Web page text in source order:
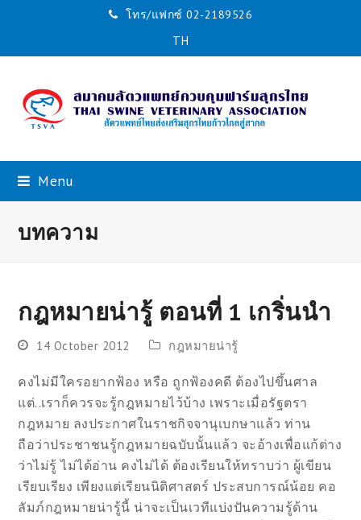
โทร/แฟกซ์ 02-2189526
TH
Menu
บทความ
กฎหมายน่ารู้ ตอนที่ 1 เกริ่นนำ
14 October 2012 กฎหมายน่ารู้
คงไม่มีใครอยากฟ้อง หรือ ถูกฟ้องคดี ต้องไปขึ้นศาล
แต่..เราก็ควรจะรู้กฎหมายไว้บ้าง เพราะเมื่อรัฐตรา
กฎหมาย ลงประกาศในราชกิจจานุเบกษาแล้ว ท่าน
ถือว่าประชาชนรู้กฎหมายฉบับนั้นแล้ว จะอ้างเพื่อแก้ต่าง
ว่าไม่รู้ ไม่ได้อ่าน คงไม่ได้ ต้องเรียนให้ทราบว่า ผู้เขียน
เรียบเรียง เพียงแต่เรียนนิติศาสตร์ ประสบการณ์น้อย คอ
ลัมภ์กฎหมายน่ารู้นี้ น่าจะเป็นเวทีแบ่งปันความรู้ด้าน